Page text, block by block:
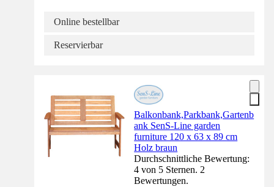
Online bestellbar
Reservierbar
Balkonbank,Parkbank,Gartenb
ank SenS-Line garden
furniture 120 x 63 x 89 cm
Holz braun
Durchschnittliche Bewertung:
4 von 5 Sternen. 2
Bewertungen.